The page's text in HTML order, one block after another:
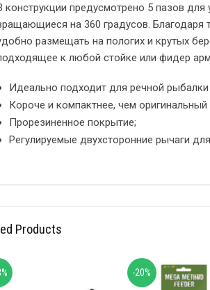
конструкции предусмотрено 5 пазов
на 360 градусов. Благодаря
размещать на пологих и крутых
к любой стойке или фидер
Идеально подходит для речной
Короче и компактнее, чем оригинальный
Прорезиненное покрытие;
Регулируемые двухсторонние рычаги
Products
-20%